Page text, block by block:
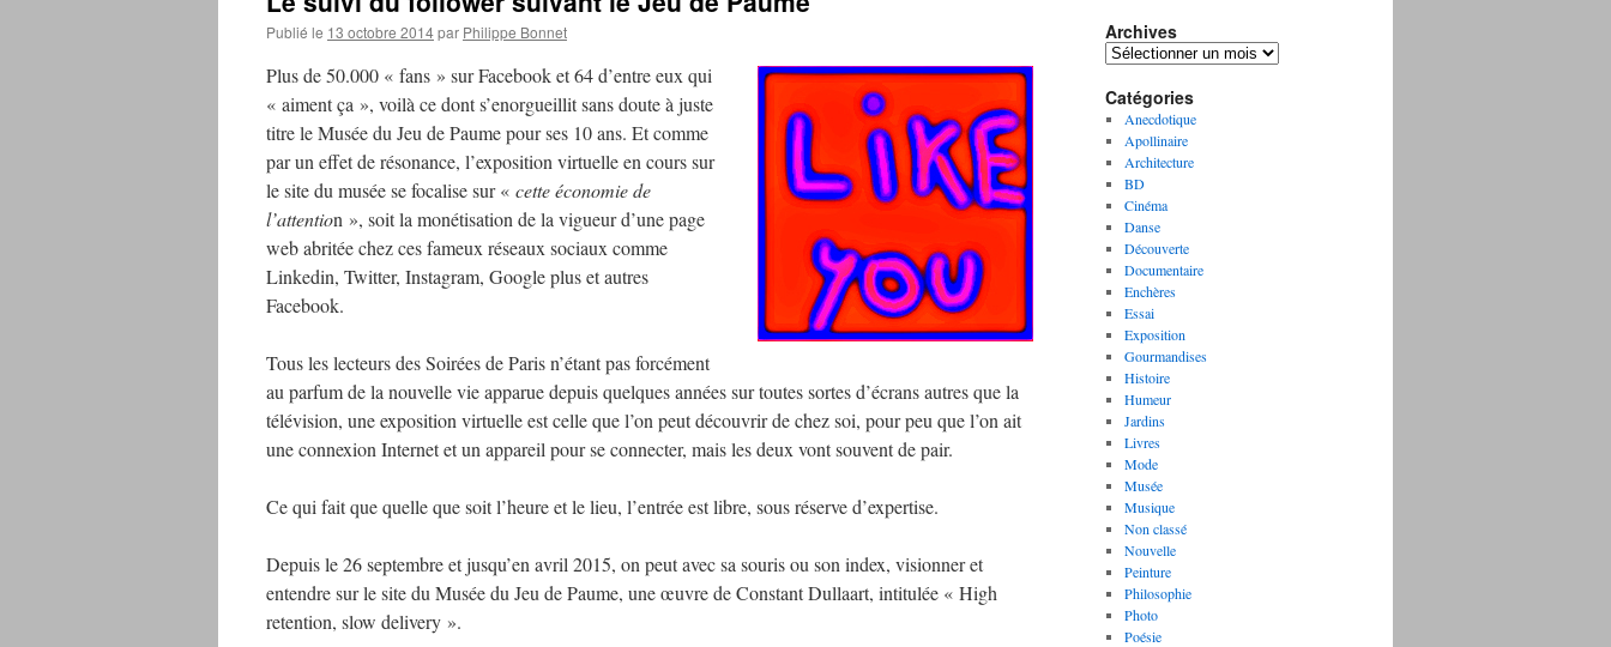
Publié le 13 octobre 2014par Philippe Bonnet
Plus de 50.000 « fans » sur Facebook et 64 d’entre eux qui
« aiment ça », voilà ce dont s’enorgueillit sans doute à juste
titre le Musée du Jeu de Paume pour ses 10 ans. Et comme
par un effet de résonance, l’exposition virtuelle en cours sur
le site du musée se focalise sur « cette économie de
l’attention », soit la monétisation de la vigueur d’une page
web abritée chez ces fameux réseaux sociaux comme
Linkedin, Twitter, Instagram, Google plus et autres
Facebook.
Tous les lecteurs des Soirées de Paris n’étant pas forcément
au parfum de la nouvelle vie apparue depuis quelques années sur toutes sortes d’écrans autres que la
télévision, une exposition virtuelle est celle que l’on peut découvrir de chez soi, pour peu que l’on ait
une connexion Internet et un appareil pour se connecter, mais les deux vont souvent de pair.
Ce qui fait que quelle que soit l’heure et le lieu, l’entrée est libre, sous réserve d’expertise.
Depuis le 26 septembre et jusqu’en avril 2015, on peut avec sa souris ou son index, visionner et
entendre sur le site du Musée du Jeu de Paume, une œuvre de Constant Dullaart, intitulée « High
retention, slow delivery ».
Archives
A
c
h
i
v
e
s
Catégories
Anecdotique
Apollinaire
Architecture
BD
Cinéma
Danse
Découverte
Documentaire
Enchères
Essai
Exposition
Gourmandises
Histoire
Humeur
Jardins
Livres
Mode
Musée
Musique
Non classé
Nouvelle
Peinture
Philosophie
Photo
Poésie